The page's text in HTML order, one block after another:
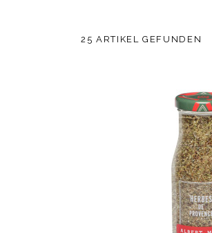
25 ARTIKEL GEFUNDEN